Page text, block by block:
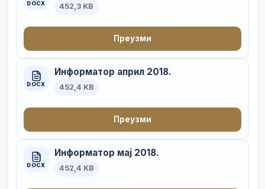
DOCX 452,3 KB
Преузми
DOCX
Информатор април 2018.
452,4 KB
Преузми
DOCX
Информатор мај 2018.
452,4 KB